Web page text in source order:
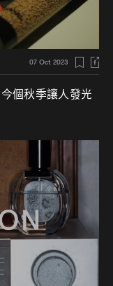
07 Oct 2023
今個秋季讓人發光